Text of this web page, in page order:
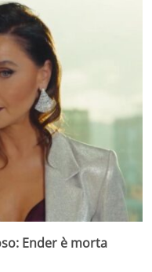
Ender è morta